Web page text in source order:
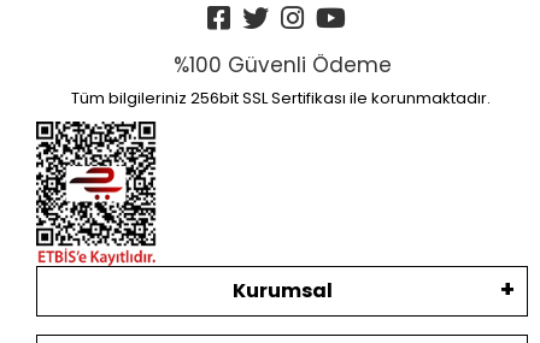
%100 Güvenli Ödeme
Tüm bilgileriniz 256bit SSL Sertifikası ile korunmaktadır.
Kurumsal